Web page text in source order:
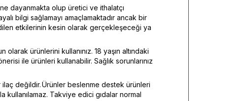
dayanmakta olup üretici ve ithalatçı
bilgi sağlamayı amaçlamaktadır ancak bir
etkilerinin kesin olarak gerçekleşeceği ya
ürünlerini kullanınız. 18 yaşın altındaki
ile ürünleri kullanabilir. Sağlık sorunlarınız
ilaç değildir. Ürünler beslenme destek ürünleri
kullanılamaz. Takviye edici gıdalar normal